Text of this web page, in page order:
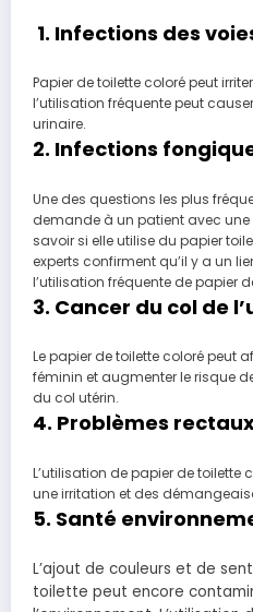
1. Infections des
Papier de toilette coloré peut
l’utilisation fréquente peut
urinaire.
2. Infections
Une des questions les plus
demande à un patient avec une
savoir si elle utilise du papier
experts confirment qu’il y a un
l’utilisation fréquente de papier
3. Cancer du col de
Le papier de toilette coloré peut
féminin et augmenter le risque
du col utérin.
4. Problèmes
L’utilisation de papier de toilette
une irritation et des
5. Santé
L’ajout de couleurs et de
toilette peut encore